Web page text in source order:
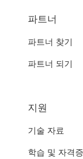
파트너
파트너 찾기
파트너 되기
지원
기술 자료
학습 및 자격증